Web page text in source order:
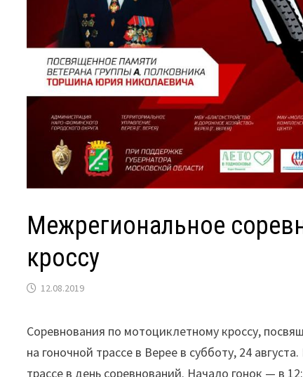
Межрегиональное
кроссу
12.08.2019
Соревнования по мотоциклетному кроссу,
на гоночной трассе в Верее в субботу, 24
трассе в день соревнований. Начало гонок — в